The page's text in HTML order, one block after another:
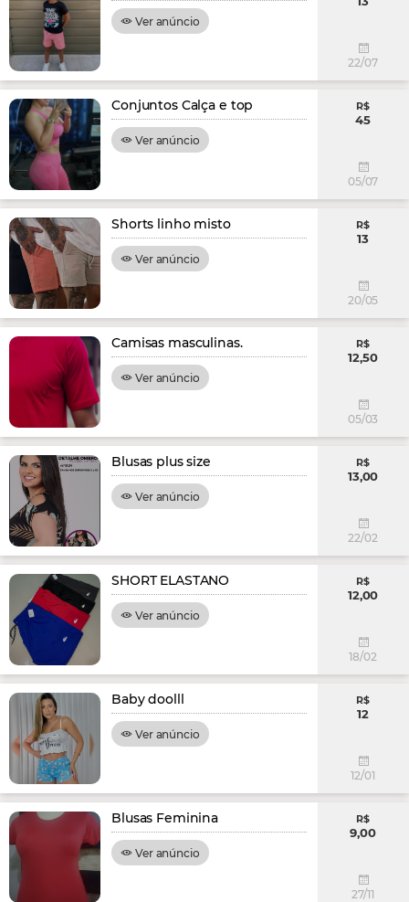
Ver anúncio
22/07
Conjuntos Calça e top
Ver anúncio
R$
45
05/07
Shorts linho misto
Ver anúncio
R$
13
20/05
Camisas masculinas.
Ver anúncio
R$
12,50
05/03
Blusas plus size
Ver anúncio
R$
13,00
22/02
SHORT ELASTANO
Ver anúncio
R$
12,00
18/02
Baby doolll
Ver anúncio
R$
12
12/01
Blusas Feminina
Ver anúncio
R$
9,00
27/11